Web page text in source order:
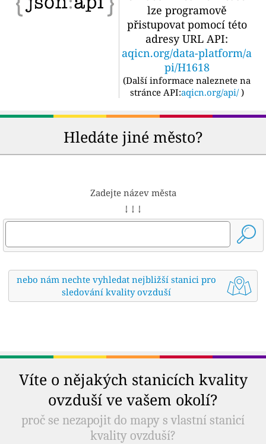
lze programově
přistupovat pomocí této
adresy URL API:
aqicn.org/data-platform/a
pi/H1618
(Další informace naleznete na
stránce API:aqicn.org/api/ )
Hledáte jiné město?
Zadejte název města
↓ ↓ ↓
nebo nám nechte vyhledat nejbližší stanici pro
sledování kvality ovzduší
Víte o nějakých stanicích kvality
ovzduší ve vašem okolí?
proč se nezapojit do mapy s vlastní stanicí
kvality ovzduší?